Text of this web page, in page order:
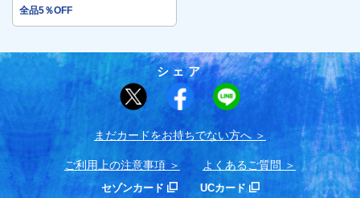
全品5％OFF
シェア
まだカードをお持ちでない⽅へ
ご利用上の注意事項 よくあるご質問
セゾンカード UCカード